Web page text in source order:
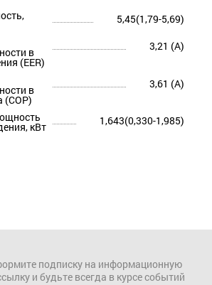
5,45(1,79-5,69)
в
(EER)
3,21 (A)
в
(COP)
3,61 (A)
кВт 1,643(0,330-1,985)
подписку на информационную
и будьте всегда в курсе событий